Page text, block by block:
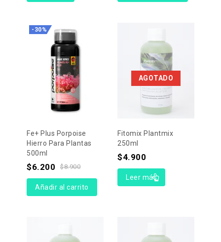
-30%
Fe+ Plus Porpoise
Hierro Para Plantas
500ml
$8.900
$6.200
Añadir al carrito
AGOTADO
Fitomix Plantmix
250ml
$4.900
Leer más